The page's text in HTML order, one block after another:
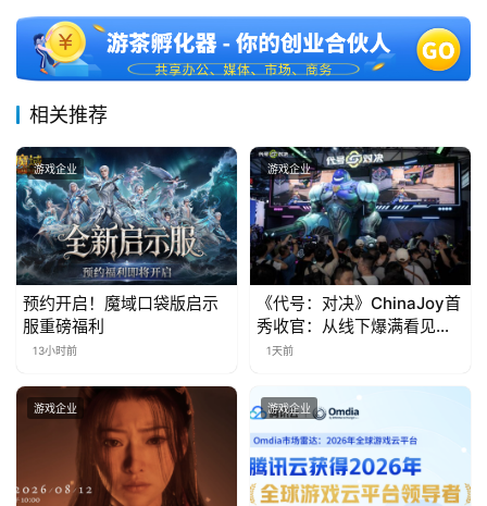
月
3
0
日
游
茶
对
接
会
上
海
相关推荐
游戏企业
预约开启！魔域口袋版启示
服重磅福利
13小时前
游戏企业
《代号：对决》ChinaJoy首
秀收官：从线下爆满看见玩
家的真实期待
1天前
游戏企业 游戏企业